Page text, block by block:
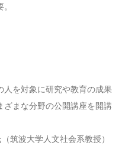
を対象に研究や教育の成果
ざまな分野の公開講座を開講
筑波大学人文社会系教授）